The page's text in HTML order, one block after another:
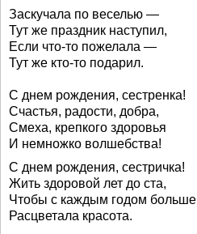
Заскучала по веселью —
Тут же праздник наступил,
Если что-то пожелала —
Тут же кто-то подарил.
С днем рождения, сестренка!
Счастья, радости, добра,
Смеха, крепкого здоровья
И немножко волшебства!
С днем рождения, сестричка!
Жить здоровой лет до ста,
Чтобы с каждым годом больше
Расцветала красота.